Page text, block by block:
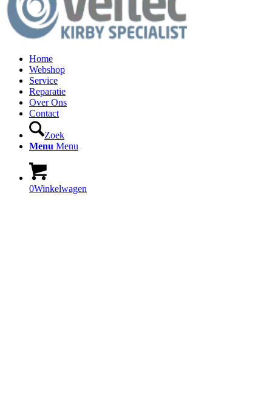
Home
Webshop
Service
Reparatie
Over Ons
Contact
Zoek
Menu Menu
0Winkelwagen